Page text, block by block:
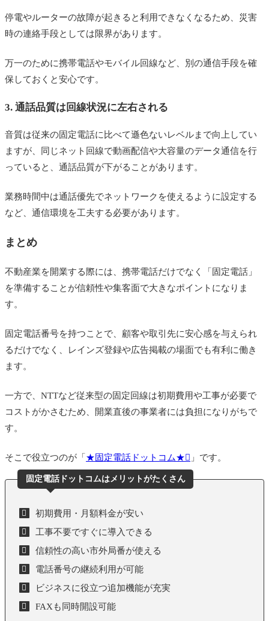
停電やルーターの故障が起きると利用できなくなるため、災害
時の連絡手段としては限界があります。
万一のために携帯電話やモバイル回線など、別の通信手段を確
保しておくと安心です。
3. 通話品質は回線状況に左右される
音質は従来の固定電話に比べて遜色ないレベルまで向上してい
ますが、同じネット回線で動画配信や大容量のデータ通信を行
っていると、通話品質が下がることがあります。
業務時間中は通話優先でネットワークを使えるように設定する
など、通信環境を工夫する必要があります。
まとめ
不動産業を開業する際には、携帯電話だけでなく「固定電話」
を準備することが信頼性や集客面で大きなポイントになりま
す。
固定電話番号を持つことで、顧客や取引先に安心感を与えられ
るだけでなく、レインズ登録や広告掲載の場面でも有利に働き
ます。
一方で、NTTなど従来型の固定回線は初期費用や工事が必要で
コストがかさむため、開業直後の事業者には負担になりがちで
す。
そこで役立つのが「 ★固定電話ドットコム★ 」です。
固定電話ドットコムはメリットがたくさん
初期費用・月額料金が安い
工事不要ですぐに導入できる
信頼性の高い市外局番が使える
電話番号の継続利用が可能
ビジネスに役立つ追加機能が充実
FAXも同時開設可能